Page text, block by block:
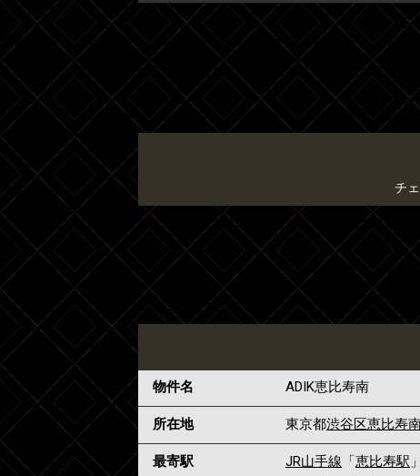
チ
物件名 ADIK恵比寿南
所在地 東京都渋谷区恵比寿
最寄駅 JR山手線 「恵比寿駅